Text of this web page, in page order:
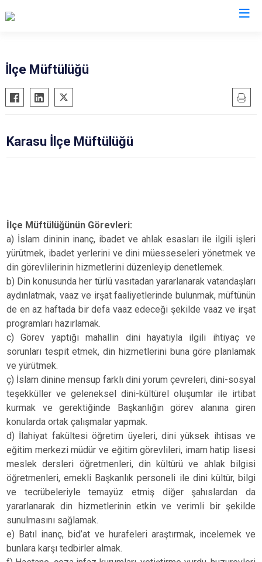
Akyazı
Ferizli
Hendek
Kocaali
İlçe Müftülüğü
Karasu İlçe Müftülüğü
İlçe Müftülüğünün Görevleri:
a) İslam dininin inanç, ibadet ve ahlak esasları ile ilgili işleri
yürütmek, ibadet yerlerini ve dini müesseseleri yönetmek ve
din görevlilerinin hizmetlerini düzenleyip denetlemek.
b) Din konusunda her türlü vasıtadan yararlanarak vatandaşları
aydınlatmak, vaaz ve irşat faaliyetlerinde bulunmak, müftünün
de en az haftada bir defa vaaz edeceği şekilde vaaz ve irşat
programları hazırlamak.
c) Görev yaptığı mahallin dini hayatıyla ilgili ihtiyaç ve
sorunları tespit etmek, din hizmetlerini buna göre planlamak
ve yürütmek.
ç) İslam dinine mensup farklı dini yorum çevreleri, dini-sosyal
teşekküller ve geleneksel dini-kültürel oluşumlar ile irtibat
kurmak ve gerektiğinde Başkanlığın görev alanına giren
konularda ortak çalışmalar yapmak.
d) İlahiyat fakültesi öğretim üyeleri, dini yüksek ihtisas ve
eğitim merkezi müdür ve eğitim görevlileri, imam hatip lisesi
meslek dersleri öğretmenleri, din kültürü ve ahlak bilgisi
öğretmenleri, emekli Başkanlık personeli ile dini kültür, bilgi
ve tecrübeleriyle temayüz etmiş diğer şahıslardan da
yararlanarak din hizmetlerinin etkin ve verimli bir şekilde
sunulmasını sağlamak.
e) Batıl inanç, bid’at ve hurafeleri araştırmak, incelemek ve
bunlara karşı tedbirler almak.